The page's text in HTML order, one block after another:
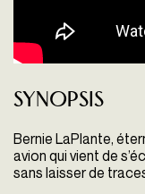
Synopsis
Bernie LaPlante,
avion qui vient de
sans laisser de